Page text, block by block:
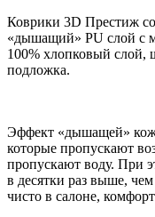
Коврики 3D Престиж
«дышащий» PU слой с
100% хлопковый слой,
подложка.
Эффект «дышащей»
которые пропускают
пропускают воду. При
в десятки раз выше,
чисто в салоне,